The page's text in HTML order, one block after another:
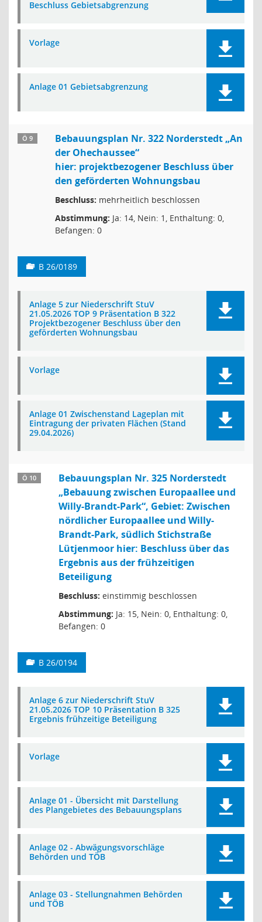
Beschluss Gebietsabgrenzung
Vorlage
Anlage 01 Gebietsabgrenzung
Ö 9
Bebauungsplan Nr. 322 Norderstedt „An
der Ohechaussee“
hier: projektbezogener Beschluss über
den geförderten Wohnungsbau
Beschluss: mehrheitlich beschlossen
Abstimmung: Ja: 14, Nein: 1, Enthaltung: 0,
Befangen: 0
B 26/0189
Anlage 5 zur Niederschrift StuV
21.05.2026 TOP 9 Präsentation B 322
Projektbezogener Beschluss über den
geförderten Wohnungsbau
Vorlage
Anlage 01 Zwischenstand Lageplan mit
Eintragung der privaten Flächen (Stand
29.04.2026)
Ö 10
Bebauungsplan Nr. 325 Norderstedt
„Bebauung zwischen Europaallee und
Willy-Brandt-Park“, Gebiet: Zwischen
nördlicher Europaallee und Willy-
Brandt-Park, südlich Stichstraße
Lütjenmoor hier: Beschluss über das
Ergebnis aus der frühzeitigen
Beteiligung
Beschluss: einstimmig beschlossen
Abstimmung: Ja: 15, Nein: 0, Enthaltung: 0,
Befangen: 0
B 26/0194
Anlage 6 zur Niederschrift StuV
21.05.2026 TOP 10 Präsentation B 325
Ergebnis frühzeitige Beteiligung
Vorlage
Anlage 01 - Übersicht mit Darstellung
des Plangebietes des Bebauungsplans
Anlage 02 - Abwägungsvorschläge
Behörden und TÖB
Anlage 03 - Stellungnahmen Behörden
und TÖB